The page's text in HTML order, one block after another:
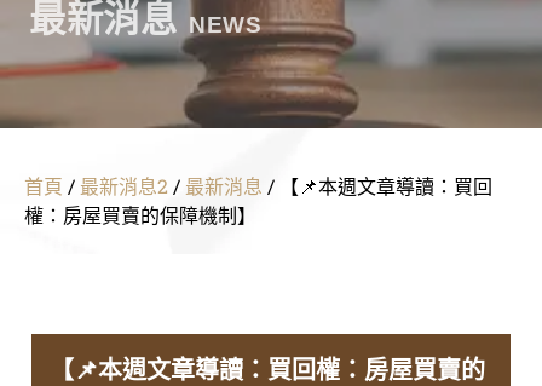
最新消息 NEWS
首頁 / 最新消息2 / 最新消息 /
【📌本週文章導讀：買回
權：房屋買賣的保障機制】
【📌本週文章導讀：買回權：房屋買賣的